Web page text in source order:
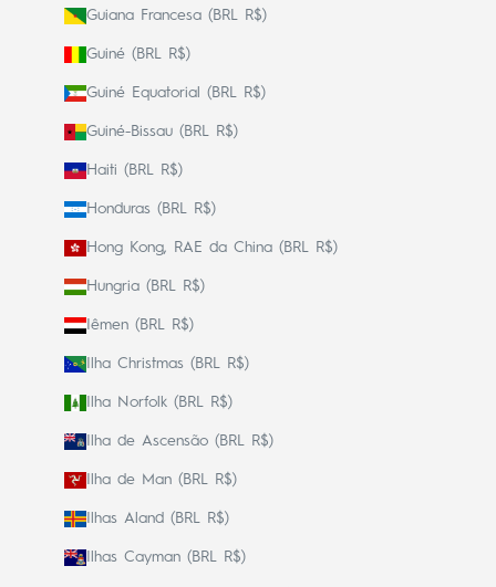
Guiana Francesa (BRL R$)
Guiné (BRL R$)
Guiné Equatorial (BRL R$)
Guiné-Bissau (BRL R$)
Haiti (BRL R$)
Honduras (BRL R$)
Hong Kong, RAE da China (BRL R$)
Hungria (BRL R$)
Iêmen (BRL R$)
Ilha Christmas (BRL R$)
Ilha Norfolk (BRL R$)
Ilha de Ascensão (BRL R$)
Ilha de Man (BRL R$)
Ilhas Aland (BRL R$)
Ilhas Cayman (BRL R$)